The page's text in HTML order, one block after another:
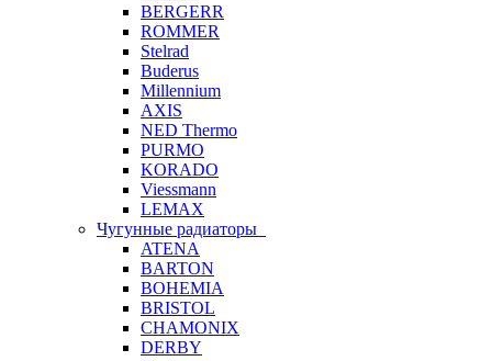
BERGERR
ROMMER
Stelrad
Buderus
Millennium
AXIS
NED Thermo
PURMO
KORADO
Viessmann
LEMAX
Чугунные радиаторы
ATENA
BARTON
BOHEMIA
BRISTOL
CHAMONIX
DERBY